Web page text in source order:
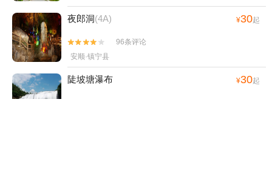
夜郎洞(4A) ¥30起


96条评论
安顺·镇宁县
陡坡塘瀑布 ¥30起